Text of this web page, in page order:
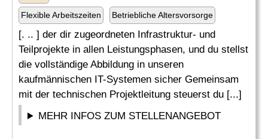
Flexible Arbeitszeiten Betriebliche Altersvorsorge
[. .. ] der dir zugeordneten Infrastruktur- und
Teilprojekte in allen Leistungsphasen, und du stellst
die vollständige Abbildung in unseren
kaufmännischen IT-Systemen sicher Gemeinsam
mit der technischen Projektleitung steuerst du [...]
MEHR INFOS ZUM STELLENANGEBOT